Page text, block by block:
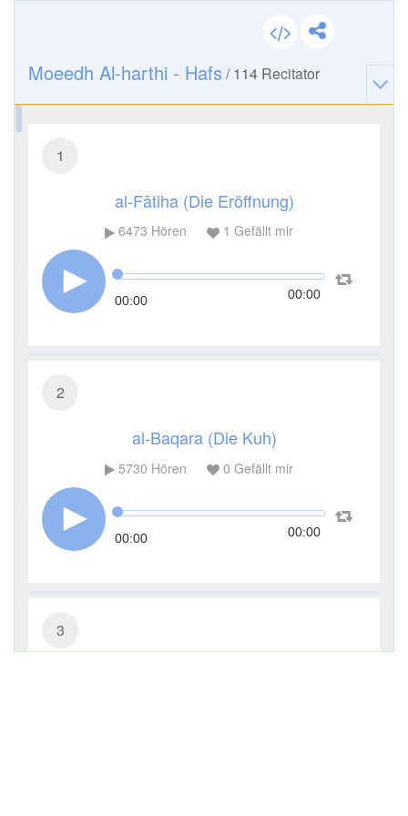
Moeedh Al-harthi - Hafs /114 Recitator
1
al-Fātiha (Die Eröffnung)
6473 Hören 1 Gefällt mir
00:00 00:00
2
al-Baqara (Die Kuh)
5730 Hören 0 Gefällt mir
00:00 00:00
3